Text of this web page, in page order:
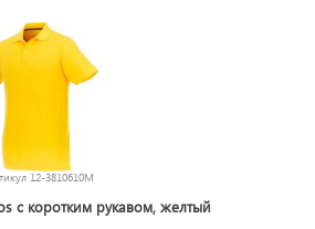
12-3810610M
с коротким рукавом, желтый